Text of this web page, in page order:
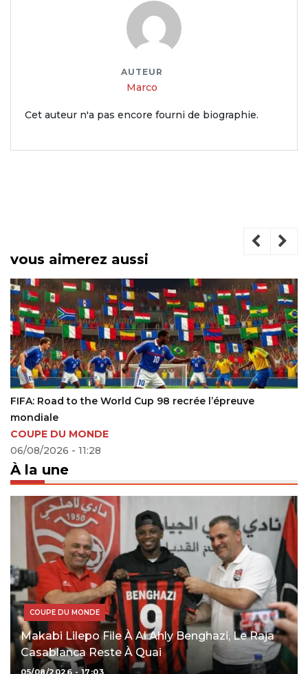
AUTEUR
Marco
Cet auteur n'a pas encore fourni de biographie.
vous aimerez aussi
FIFA: Road to the World Cup 98 recrée l’épreuve
mondiale
COUPE DU MONDE
06/08/2026 - 11:28
À la une
COUPE DU MONDE
Makabi Lilepo File À Al Ahly Benghazi, Le Raja
Casablanca Reste À Quai